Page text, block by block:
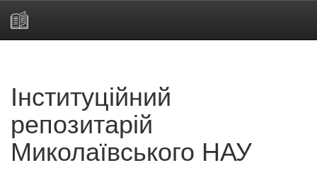
Інституційний
репозитарій
Миколаївського НАУ